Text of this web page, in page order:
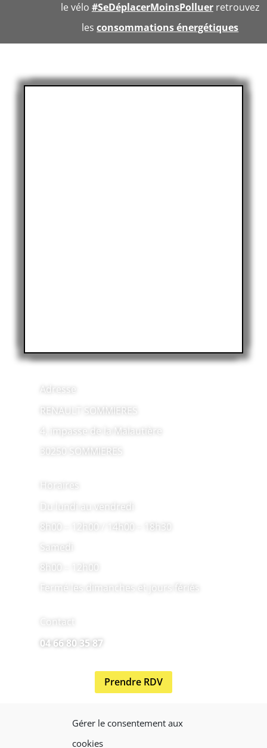
Gérer le consentement aux
cookies
le vélo #SeDéplacerMoinsPolluerretrouvez
lesconsommations énergétiques
Adresse
RENAULT SOMMIERES
4, impasse de la Malautière
30250 SOMMIERES
Horaires
Du lundi au vendredi
8h00 – 12h00 / 14h00 – 18h30
Samedi
8h00 – 12h00
Fermé les dimanches et jours fériés
Contact
04 66 80 35 87
Prendre RDV